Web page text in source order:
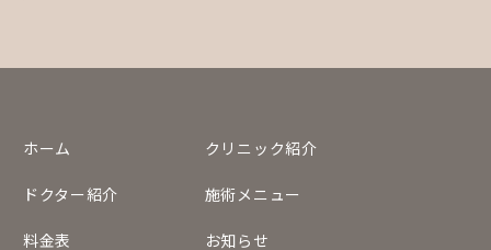
ホーム クリニック紹介
ドクター紹介 施術メニュー
料金表 お知らせ